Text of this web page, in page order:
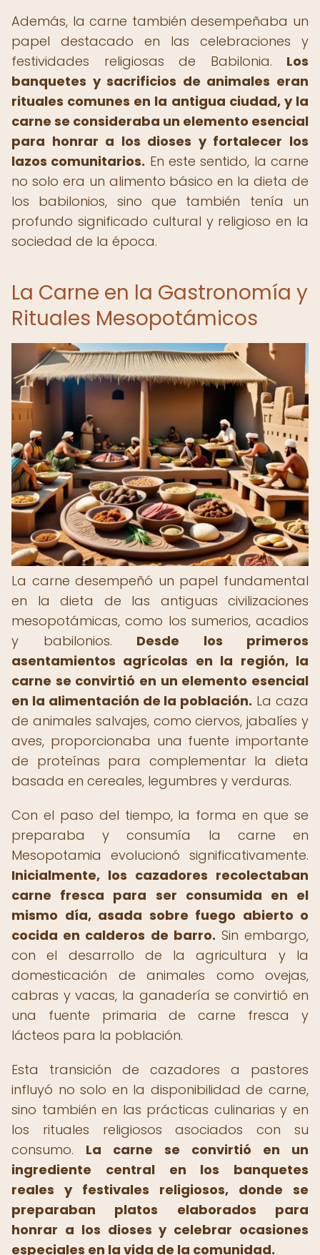
Además, la carne también desempeñaba un
papel destacado en las celebraciones y
festividades religiosas de Babilonia. Los
banquetes y sacrificios de animales eran
rituales comunes en la antigua ciudad, y la
carne se consideraba un elemento esencial
para honrar a los dioses y fortalecer los
lazos comunitarios. En este sentido, la carne
no solo era un alimento básico en la dieta de
los babilonios, sino que también tenía un
profundo significado cultural y religioso en la
sociedad de la época.
La Carne en la Gastronomía y
Rituales Mesopotámicos
La carne desempeñó un papel fundamental
en la dieta de las antiguas civilizaciones
mesopotámicas, como los sumerios, acadios
y babilonios. Desde los primeros
asentamientos agrícolas en la región, la
carne se convirtió en un elemento esencial
en la alimentación de la población. La caza
de animales salvajes, como ciervos, jabalíes y
aves, proporcionaba una fuente importante
de proteínas para complementar la dieta
basada en cereales, legumbres y verduras.
Con el paso del tiempo, la forma en que se
preparaba y consumía la carne en
Mesopotamia evolucionó significativamente.
Inicialmente, los cazadores recolectaban
carne fresca para ser consumida en el
mismo día, asada sobre fuego abierto o
cocida en calderos de barro. Sin embargo,
con el desarrollo de la agricultura y la
domesticación de animales como ovejas,
cabras y vacas, la ganadería se convirtió en
una fuente primaria de carne fresca y
lácteos para la población.
Esta transición de cazadores a pastores
influyó no solo en la disponibilidad de carne,
sino también en las prácticas culinarias y en
los rituales religiosos asociados con su
consumo. La carne se convirtió en un
ingrediente central en los banquetes
reales y festivales religiosos, donde se
preparaban platos elaborados para
honrar a los dioses y celebrar ocasiones
especiales en la vida de la comunidad.